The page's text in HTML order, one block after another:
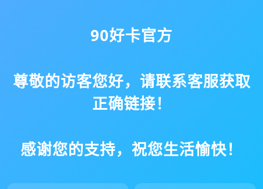
90好卡官方
尊敬的访客您好，请联系客服获取
正确链接！
感谢您的支持，祝您生活愉快！